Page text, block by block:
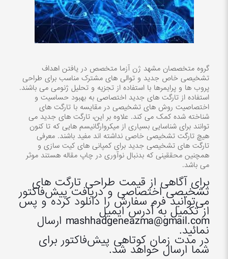
گروه متخصصان مشهد ژن آزما متخصص در یافتن اهداف
تشخیصی خاص جدید و توالی های مشترک مناسب برای طراحی
پروب ها و پرایمرها با استفاده از تجزیه و تحلیل ژنومی می باشند.
استفاده از تارگت های جدید اختصاصی به بهبود حساسیت و
اختصاصیت روش های تشخیصی در مقایسه با تارگت های
شناخته شده کمک می کند. علاوه بر این، تارگت های جدید می
توانند برای شناسایی بسیاری از میکروارگانیسم هایی که تا کنون
هیچ تارگت تشخیصی خاصی نداشته اند مفید باشند. معرفی
تارگت های تشخیصی جدید برای کمپانی های کیت سازی و
همچنین محققینی که بدنبال نوآوری در چاپ مقاله هستند موثر
می باشد.
برای آگاهی از قیمت‌ طراحی تارگت های
تشخیصی اختصاصی و دریافت پیش‌فاکتور
می‌توانید فرم سفارش را دانلود کرده و پس
از تکمیل به آدرس ایمیل
mashhadgeneazma@gmail.com ارسال
نمائید.
در مدت زمان کوتاهی پیش‌فاکتور برای
شما ارسال خواهد شد.